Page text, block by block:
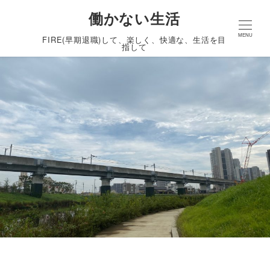
働かない生活
FIRE(早期退職)して、楽しく、快適な、生活を目
指して
MENU